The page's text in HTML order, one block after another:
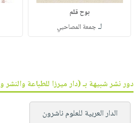
بوح قلم
لـجمعة المصاحبي
دور نشر شبيهة بـ (دار ميرزا للطباعة والنشر
الدار العربية للعلوم ناشرون